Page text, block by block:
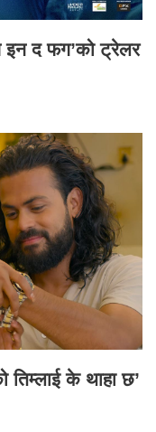
इन द फग’को ट्रेलर
तिम्लाई के थाहा छ’